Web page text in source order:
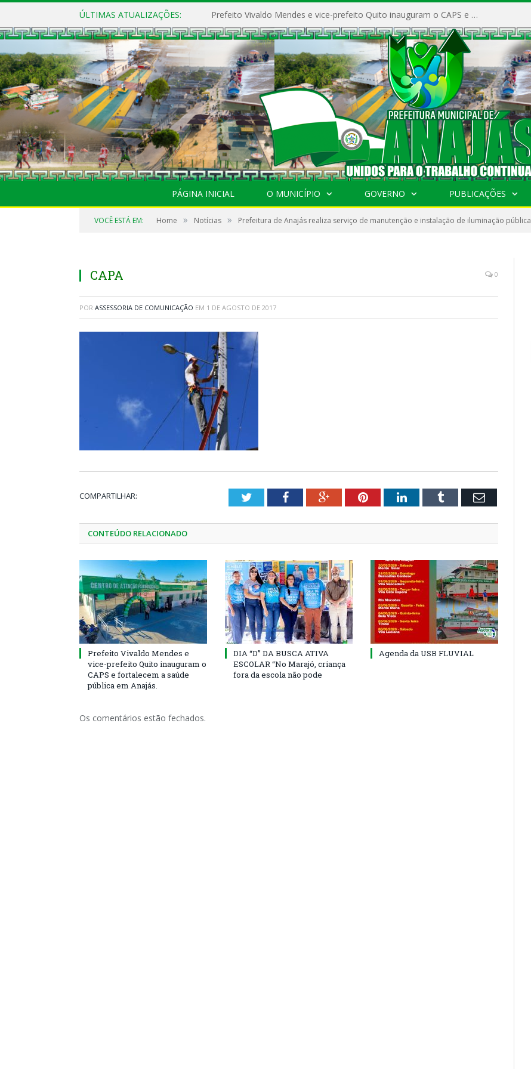
ÚLTIMAS ATUALIZAÇÕES: Prefeito Vivaldo Mendes e vice-prefeito Quito inauguram o CAPS e fortalecem a saúde pública em Anajás.
PÁGINA INICIAL O MUNICÍPIO GOVERNO PUBLICAÇÕES
VOCÊ ESTÁ EM: Home » Notícias » Prefeitura de Anajás realiza serviço de manutenção e instalação de iluminação pública
CAPA 0
POR ASSESSORIA DE COMUNICAÇÃO EM 1 DE AGOSTO DE 2017
COMPARTILHAR: TwitterFacebookGoogle+PinterestLinkedInTumblr Email
CONTEÚDO RELACIONADO
Prefeito Vivaldo Mendes e
vice-prefeito Quito inauguram o
CAPS e fortalecem a saúde
pública em Anajás.
DIA “D” DA BUSCA ATIVA
ESCOLAR “No Marajó, criança
fora da escola não pode
Agenda da USB FLUVIAL
Os comentários estão fechados.